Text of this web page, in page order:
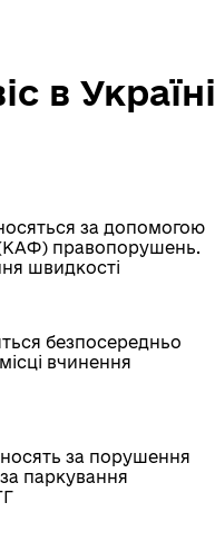
в Україні
за допомогою
(КАФ) правопорушень.
швидкості
безпосередньо
вчинення
за порушення
паркування